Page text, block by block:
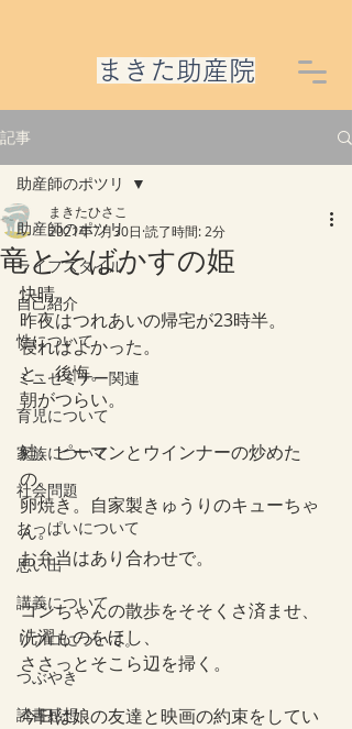
​まきた助産院
記事
助産師のポツリ
ライフスタイル
自己紹介
性について
ミニセミナー関連
育児について
家族について
社会問題
おっぱいについて
思い出
講義について
リプロについて。
つぶやき
読書感想
助産師のポツリ
竜とそばかすの姫
まきたひさこ
2021年7月30日 読了時間: 2分
快晴。
昨夜はつれあいの帰宅が23時半。
寝ればよかった。
と、後悔。
朝がつらい。
鮭、ピーマンとウインナーの炒めた
の。
卵焼き。自家製きゅうりのキューちゃ
ん。
お弁当はあり合わせで。
コンちゃんの散歩をそそくさ済ませ、
洗濯ものをほし、
ささっとそこら辺を掃く。
今日は娘の友達と映画の約束をしてい